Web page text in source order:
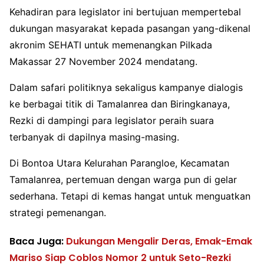
Kehadiran para legislator ini bertujuan mempertebal
dukungan masyarakat kepada pasangan yang-dikenal
akronim SEHATI untuk memenangkan Pilkada
Makassar 27 November 2024 mendatang.
Dalam safari politiknya sekaligus kampanye dialogis
ke berbagai titik di Tamalanrea dan Biringkanaya,
Rezki di dampingi para legislator peraih suara
terbanyak di dapilnya masing-masing.
Di Bontoa Utara Kelurahan Parangloe, Kecamatan
Tamalanrea, pertemuan dengan warga pun di gelar
sederhana. Tetapi di kemas hangat untuk menguatkan
strategi pemenangan.
Baca Juga: Dukungan Mengalir Deras, Emak-Emak
Mariso Siap Coblos Nomor 2 untuk Seto-Rezki